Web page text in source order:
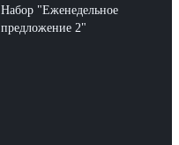
Набор "Еженедельное
предложение 2"